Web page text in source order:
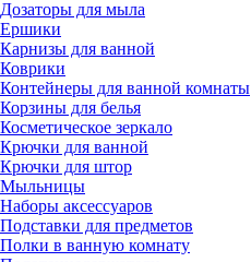
Дозаторы для мыла
Ершики
Карнизы для ванной
Коврики
Контейнеры для ванной комнаты
Корзины для белья
Косметическое зеркало
Крючки для ванной
Крючки для штор
Мыльницы
Наборы аксессуаров
Подставки для предметов
Полки в ванную комнату